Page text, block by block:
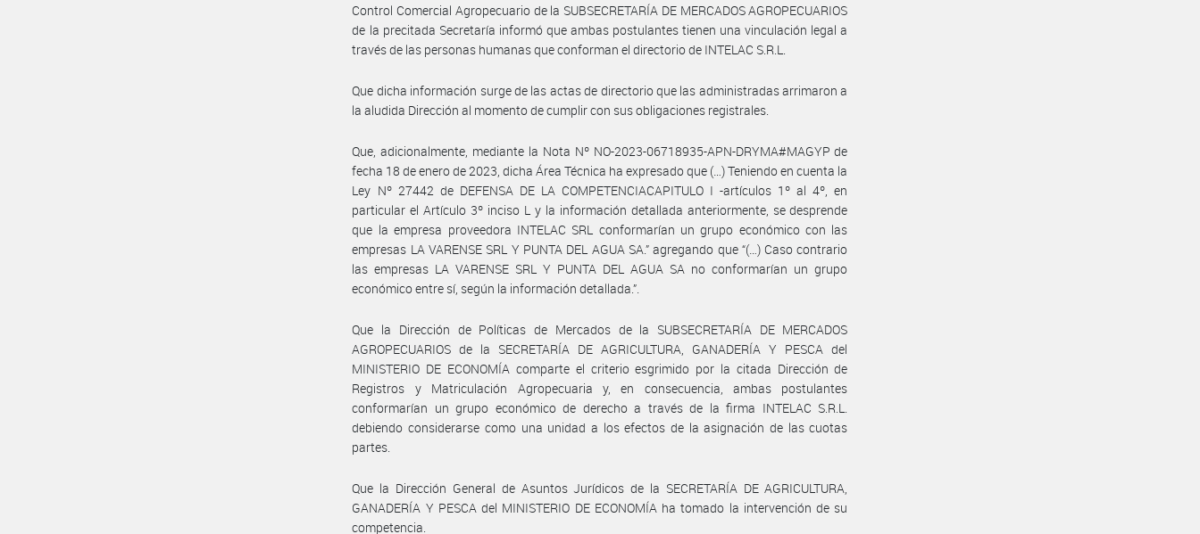
Control Comercial Agropecuario de la SUBSECRETARÍA DE MERCADOS AGROPECUARIOS
de la precitada Secretaría informó que ambas postulantes tienen una vinculación legal a
través de las personas humanas que conforman el directorio de INTELAC S.R.L.
Que dicha información surge de las actas de directorio que las administradas arrimaron a
la aludida Dirección al momento de cumplir con sus obligaciones registrales.
Que, adicionalmente, mediante la Nota Nº NO-2023-06718935-APN-DRYMA#MAGYP de
fecha 18 de enero de 2023, dicha Área Técnica ha expresado que (…) Teniendo en cuenta la
Ley Nº 27442 de DEFENSA DE LA COMPETENCIACAPITULO I -artículos 1º al 4º, en
particular el Artículo 3º inciso L y la información detallada anteriormente, se desprende
que la empresa proveedora INTELAC SRL conformarían un grupo económico con las
empresas LA VARENSE SRL Y PUNTA DEL AGUA SA.” agregando que “(…) Caso contrario
las empresas LA VARENSE SRL Y PUNTA DEL AGUA SA no conformarían un grupo
económico entre sí, según la información detallada.”.
Que la Dirección de Políticas de Mercados de la SUBSECRETARÍA DE MERCADOS
AGROPECUARIOS de la SECRETARÍA DE AGRICULTURA, GANADERÍA Y PESCA del
MINISTERIO DE ECONOMÍA comparte el criterio esgrimido por la citada Dirección de
Registros y Matriculación Agropecuaria y, en consecuencia, ambas postulantes
conformarían un grupo económico de derecho a través de la firma INTELAC S.R.L.
debiendo considerarse como una unidad a los efectos de la asignación de las cuotas
partes.
Que la Dirección General de Asuntos Jurídicos de la SECRETARÍA DE AGRICULTURA,
GANADERÍA Y PESCA del MINISTERIO DE ECONOMÍA ha tomado la intervención de su
competencia.